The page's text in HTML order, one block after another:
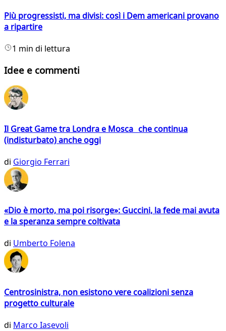
Più progressisti, ma divisi: così i Dem americani provano
a ripartire
1 min di lettura
Idee e commenti
Il Great Game tra Londra e Mosca che continua
(indisturbato) anche oggi
di Giorgio Ferrari
«Dio è morto, ma poi risorge»: Guccini, la fede mai avuta
e la speranza sempre coltivata
di Umberto Folena
Centrosinistra, non esistono vere coalizioni senza
progetto culturale
di Marco Iasevoli